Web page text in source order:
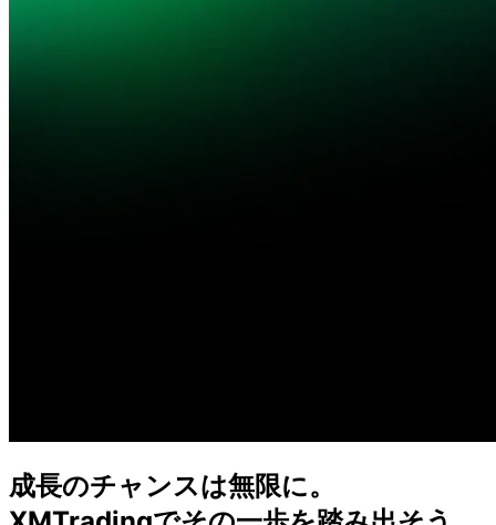
成長のチャンスは無限に。